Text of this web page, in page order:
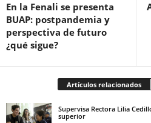
En la Fenali se presenta
BUAP: postpandemia y
perspectiva de futuro
¿qué sigue?
Artículos relacionados
Supervisa Rectora Lilia
superior